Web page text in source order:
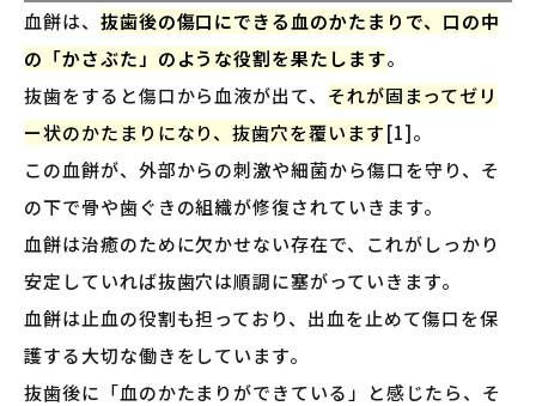
血餅は、 抜歯後の傷口にできる血のかたまりで、口の中
の「かさぶた」のような役割を果たします。
抜歯をすると傷口から血液が出て、 それが固まってゼリ
ー状のかたまりになり、抜歯穴を覆います[1]。
この血餅が、外部からの刺激や細菌から傷口を守り、そ
の下で骨や歯ぐきの組織が修復されていきます。
血餅は治癒のために欠かせない存在で、これがしっかり
安定していれば抜歯穴は順調に塞がっていきます。
血餅は止血の役割も担っており、出血を止めて傷口を保
護する大切な働きをしています。
抜歯後に「血のかたまりができている」と感じたら、そ